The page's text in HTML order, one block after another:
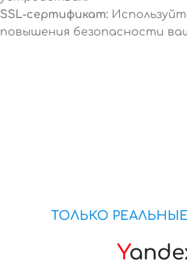
SSL-сертификат:
повышения безопасности
ТОЛЬКО
Y